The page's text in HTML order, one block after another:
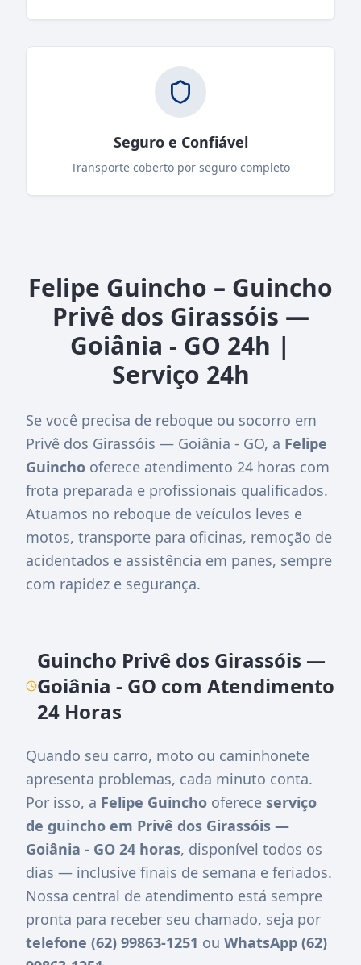
Seguro e Confiável
Transporte coberto por seguro completo
Felipe Guincho – Guincho
Privê dos Girassóis —
Goiânia - GO 24h |
Serviço 24h
Se você precisa de reboque ou socorro em
Privê dos Girassóis — Goiânia - GO, a Felipe
Guincho oferece atendimento 24 horas com
frota preparada e profissionais qualificados.
Atuamos no reboque de veículos leves e
motos, transporte para oficinas, remoção de
acidentados e assistência em panes, sempre
com rapidez e segurança.
Guincho Privê dos Girassóis —
Goiânia - GO com Atendimento
24 Horas
Quando seu carro, moto ou caminhonete
apresenta problemas, cada minuto conta.
Por isso, a Felipe Guincho oferece serviço
de guincho em Privê dos Girassóis —
Goiânia - GO 24 horas, disponível todos os
dias — inclusive finais de semana e feriados.
Nossa central de atendimento está sempre
pronta para receber seu chamado, seja por
telefone (62) 99863-1251 ou WhatsApp (62)